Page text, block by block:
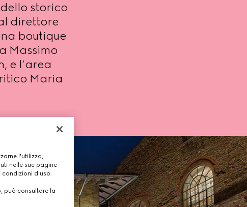
storico
direttore
boutique
Massimo
e l’area
Maria
l'utilizzo,
nelle sue pagine
condizioni d'uso.
può consultare la